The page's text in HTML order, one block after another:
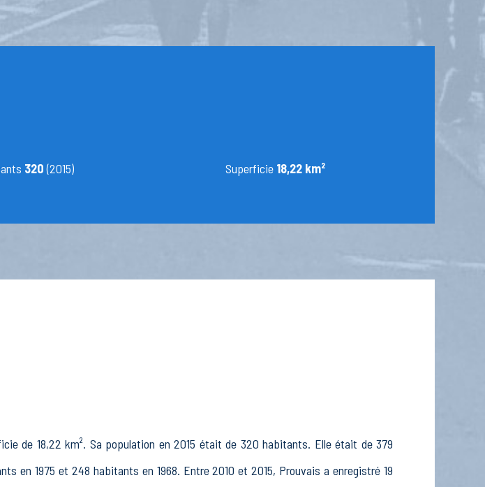
320(2015) Superficie 18,22 km²
de 18,22 km². Sa population en 2015 était de 320 habitants. Elle était de 379
en 1975 et 248 habitants en 1968. Entre 2010 et 2015, Prouvais a enregistré 19